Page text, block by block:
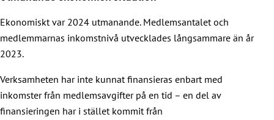
Ekonomiskt var 2024 utmanande. Medlemsantalet och
medlemmarnas inkomstnivå utvecklades långsammare än år
2023.
Verksamheten har inte kunnat finansieras enbart med
inkomster från medlemsavgifter på en tid – en del av
finansieringen har i stället kommit från